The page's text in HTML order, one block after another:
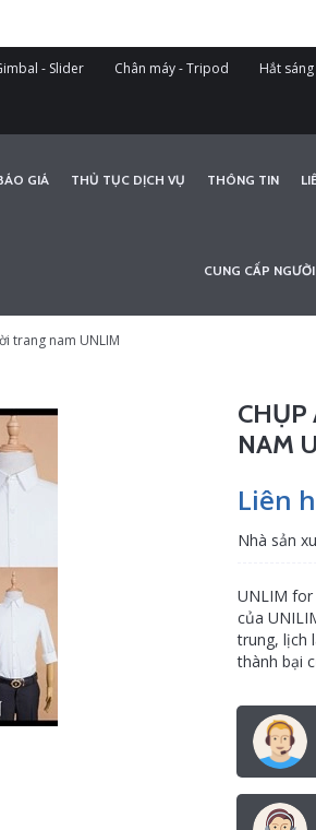
- Slider Chân máy - Tripod Hắt
GIÁ THỦ TỤC DỊCH VỤ THÔNG TIN
CUNG CẤP
trang nam UNLIM
CHỤP
NAM
Liên
Nhà sản
UNLIM for
của
trung, lịch
thành bại